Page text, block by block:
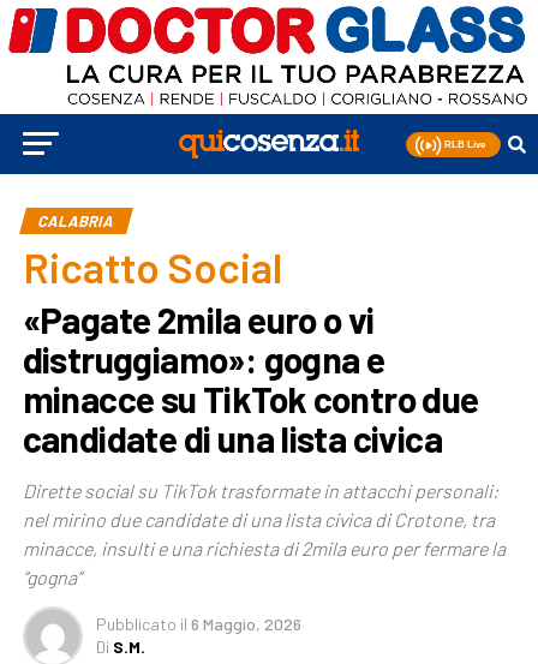
CALABRIA
Ricatto Social
«Pagate 2mila euro o vi
distruggiamo»: gogna e
minacce su TikTok contro due
candidate di una lista civica
Dirette social su TikTok trasformate in attacchi personali:
nel mirino due candidate di una lista civica di Crotone, tra
minacce, insulti e una richiesta di 2mila euro per fermare la
“gogna”
Pubblicato il 6 Maggio, 2026
Di S.M.